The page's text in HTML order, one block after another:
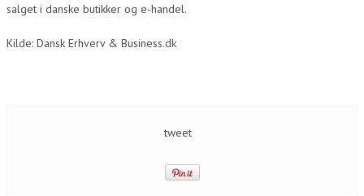
salget i danske butikker og e-handel.
Kilde: Dansk Erhverv & Business.dk
tweet